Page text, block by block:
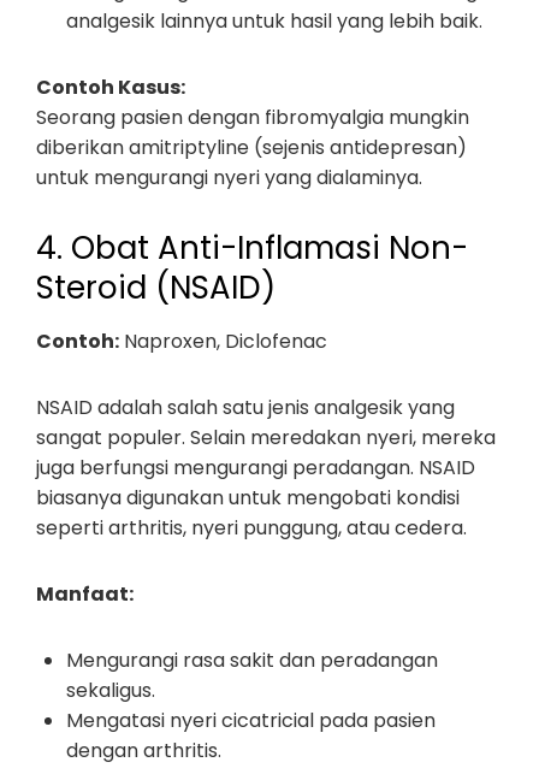
analgesik lainnya untuk hasil yang lebih baik.
Contoh Kasus:
Seorang pasien dengan fibromyalgia mungkin
diberikan amitriptyline (sejenis antidepresan)
untuk mengurangi nyeri yang dialaminya.
4. Obat Anti-Inflamasi Non-
Steroid (NSAID)
Contoh: Naproxen, Diclofenac
NSAID adalah salah satu jenis analgesik yang
sangat populer. Selain meredakan nyeri, mereka
juga berfungsi mengurangi peradangan. NSAID
biasanya digunakan untuk mengobati kondisi
seperti arthritis, nyeri punggung, atau cedera.
Manfaat:
Mengurangi rasa sakit dan peradangan
sekaligus.
Mengatasi nyeri cicatricial pada pasien
dengan arthritis.